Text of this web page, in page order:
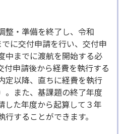
整・準備を終了し、令和
に交付申請を行い、交付申
中までに渡航を開始する必
付申請後から経費を執行する
定以降、直ちに経費を執行
。また、基課題の終了年度
した年度から起算して３年
することができます。